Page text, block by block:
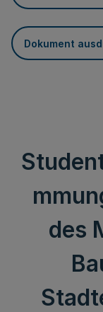
Dokument
des